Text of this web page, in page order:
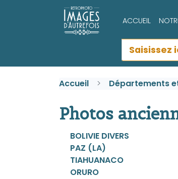
ACCUEIL
Accueil Départements
Photos
BOLIVIE DIVERS
PAZ (LA)
TIAHUANACO
ORURO